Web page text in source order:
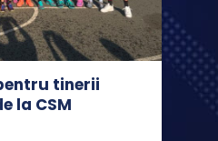
tinerii
la CSM